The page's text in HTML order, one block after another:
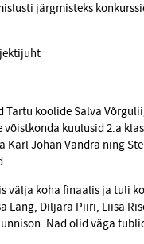
järgmisteks
koolide Salva
võistkonda kuulusid 2.a
Karl Johan Vändra ning
välja koha finaalis ja tuli
Lang, Diljara Piiri, Liisa
Nad olid väga